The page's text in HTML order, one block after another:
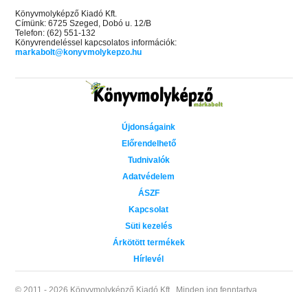
Könyvmolyképző Kiadó Kft.
Címünk: 6725 Szeged, Dobó u. 12/B
Telefon: (62) 551-132
Könyvrendeléssel kapcsolatos információk:
markabolt@konyvmolykepzo.hu
Újdonságaink
Előrendelhető
Tudnivalók
Adatvédelem
ÁSZF
Kapcsolat
Süti kezelés
Árkötött termékek
Hírlevél
© 2011 - 2026 Könyvmolyképző Kiadó Kft.. Minden jog fenntartva.